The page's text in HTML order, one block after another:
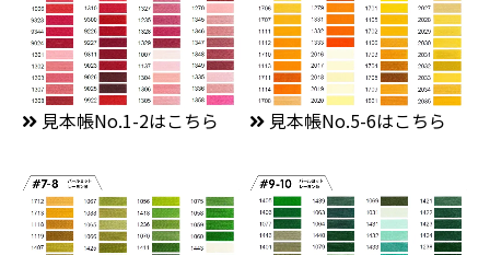
見本帳No.1-2はこちら 見本帳No.5-6はこちら